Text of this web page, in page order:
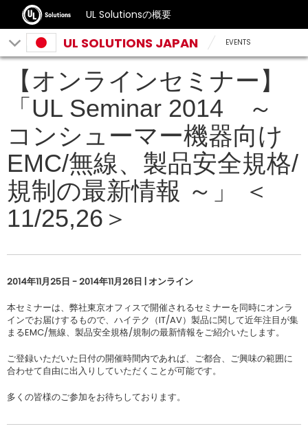
UL Solutionsの概要
UL SOLUTIONS JAPAN EVENTS
【オンラインセミナー】
「UL Seminar 2014 ～
コンシューマー機器向け
EMC/無線、製品安全規格/
規制の最新情報 ～」 ＜
11/25,26＞
2014年11月25日 - 2014年11月26日 | オンライン
本セミナーは、弊社東京オフィスで開催されるセミナーを同時にオンラ
インでお届けするもので、ハイテク（IT/AV）製品に関して近年注目が集
まるEMC/無線、製品安全規格/規制の最新情報をご紹介いたします。
ご登録いただいた日付の開催時間内であれば、ご都合、ご興味の範囲に
合わせて自由に出入りしていただくことが可能です。
多くの皆様のご参加をお待ちしております。